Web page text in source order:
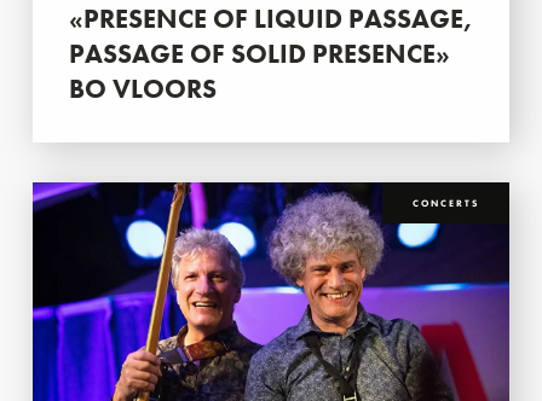
«PRESENCE OF LIQUID PASSAGE,
PASSAGE OF SOLID PRESENCE»
BO VLOORS
CONCERTS